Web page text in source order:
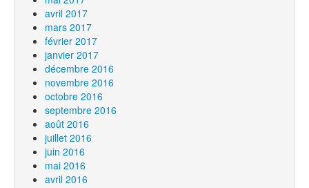
avril 2017
mars 2017
février 2017
janvier 2017
décembre 2016
novembre 2016
octobre 2016
septembre 2016
août 2016
juillet 2016
juin 2016
mai 2016
avril 2016